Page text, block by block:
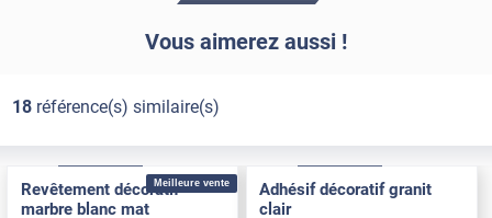
Vous aimerez aussi !
18référence(s) similaire(s)
Meilleure vente
Revêtement décoratif
marbre blanc mat
Adhésif décoratif granit
clair